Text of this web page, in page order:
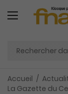
Accueil
La Gazette du